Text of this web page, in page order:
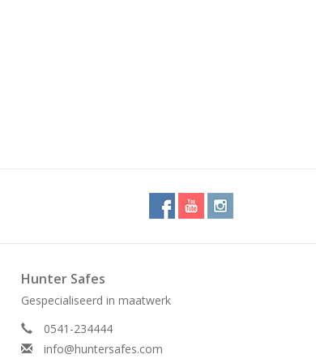
Hunter Safes
Gespecialiseerd in maatwerk
0541-234444
info@huntersafes.com